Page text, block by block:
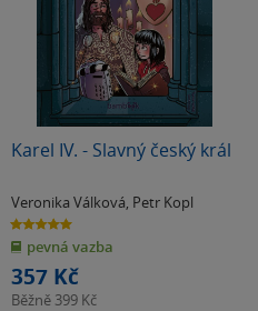
Karel IV. - Slavný český král
Veronika Válková, Petr Kopl
5.0
z
5
hvězdiček
pevná vazba
357 Kč
Běžně 399 Kč